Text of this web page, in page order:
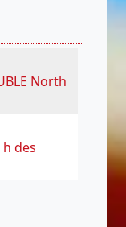
North
des